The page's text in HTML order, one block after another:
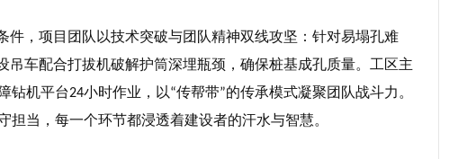
件，项目团队以技术突破与团队精神双线攻坚：针对易塌孔难
吊车配合打拔机破解护筒深埋瓶颈，确保桩基成孔质量。工区主
钻机平台24小时作业，以“传帮带”的传承模式凝聚团队战斗力。
当，每一个环节都浸透着建设者的汗水与智慧。